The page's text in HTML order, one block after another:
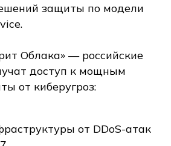
защиты по модели
Облака» — российские
доступ к мощным
от киберугроз:
от DDoS-атак